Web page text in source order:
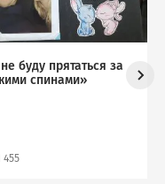
буду прятаться за
спинами»
455